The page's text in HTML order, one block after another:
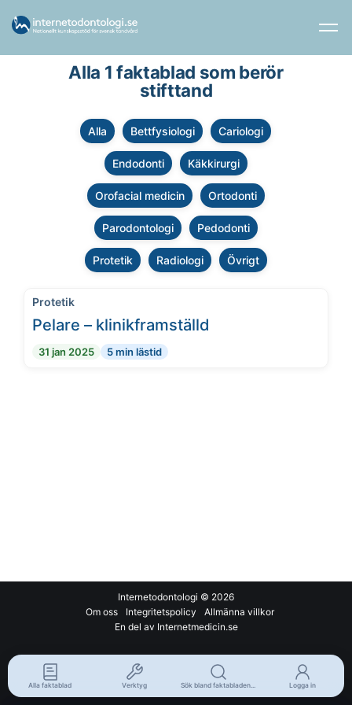
Alla 1 faktablad som berör
stifttand
Alla Bettfysiologi Cariologi
Endodonti Käkkirurgi
Orofacial medicin Ortodonti
Parodontologi Pedodonti
Protetik Radiologi Övrigt
Protetik
Pelare – klinikframställd
31 jan 2025 5 min lästid
Internetodontologi © 2026
Om oss
Integritetspolicy
Allmänna villkor
En del av Internetmedicin.se
Alla faktablad Verktyg Sök bland faktabladen... Logga in